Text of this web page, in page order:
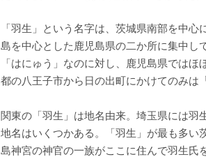
「羽生」という名字は、茨城県南部を中
島を中心とした鹿児島県の二か所に集中し
「はにゅう」なのに対し、鹿児島県では
都の八王子市から日の出町にかけてのみは
関東の「羽生」は地名由来。埼玉県には羽
地名はいくつかある。「羽生」が最も多い
島神宮の神官の一族がここに住んで羽生氏